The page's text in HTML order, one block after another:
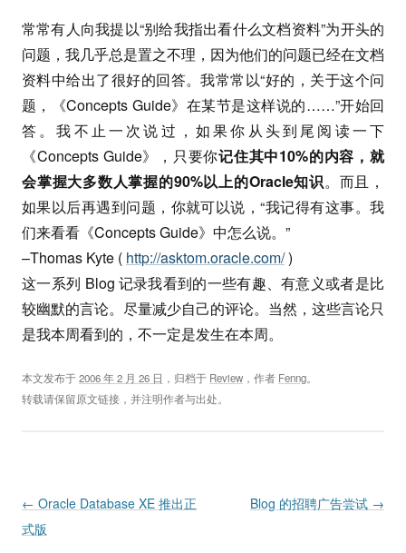
常常有人向我提以“别给我指出看什么文档资料”为开头的
问题，我几乎总是置之不理，因为他们的问题已经在文档
资料中给出了很好的回答。我常常以“好的，关于这个问
题，《Concepts Guide》在某节是这样说的……”开始回
答。我不止一次说过，如果你从头到尾阅读一下
《Concepts Guide》，只要你记住其中10%的内容，就
会掌握大多数人掌握的90%以上的Oracle知识。而且，
如果以后再遇到问题，你就可以说，“我记得有这事。我
们来看看《Concepts Guide》中怎么说。”
–Thomas Kyte ( http://asktom.oracle.com/)
这一系列 Blog 记录我看到的一些有趣、有意义或者是比
较幽默的言论。尽量减少自己的评论。当然，这些言论只
是我本周看到的，不一定是发生在本周。
本文发布于2006 年 2 月 26 日 ，归档于 Review ，作者 Fenng。
转载请保留原文链接，并注明作者与出处。
Post navigation
← Oracle Database XE 推出正
式版
Blog 的招聘广告尝试 →